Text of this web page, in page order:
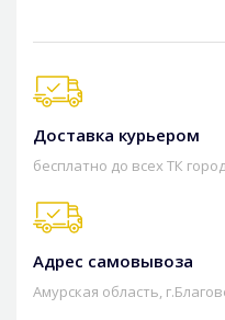
Доставка курьером
бесплатно до всех ТК
Адрес самовывоза
Амурская область,